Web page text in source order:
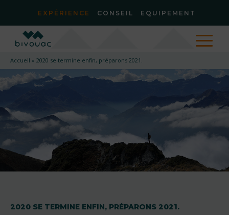
EXPÉRIENCE CONSEIL EQUIPEMENT
Accueil » 2020 se termine enfin, préparons 2021.
2020 SE TERMINE ENFIN, PRÉPARONS 2021.